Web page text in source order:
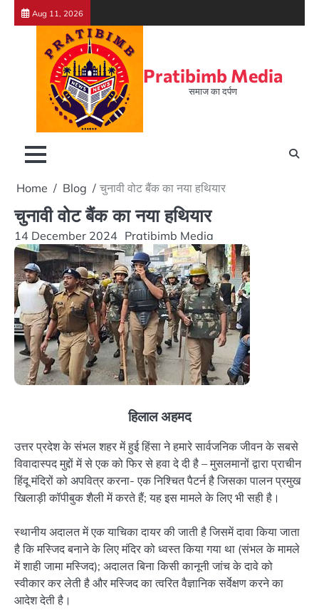
Skip
Aug 11, 2026
Pratibimb Media
समाज का दर्पण
Home Blog चुनावी वोट बैंक का नया हथियार
चुनावी वोट बैंक का नया हथियार
14 December 2024 Pratibimb Media
हिलाल अहमद
उत्तर प्रदेश के संभल शहर में हुई हिंसा ने हमारे सार्वजनिक जीवन के सबसे
विवादास्पद मुद्दों में से एक को फिर से हवा दे दी है – मुसलमानों द्वारा प्राचीन
हिंदू मंदिरों को अपवित्र करना- एक निश्चित पैटर्न है जिसका पालन प्रमुख
खिलाड़ी कॉपीबुक शैली में करते हैं; यह इस मामले के लिए भी सही है।
स्थानीय अदालत में एक याचिका दायर की जाती है जिसमें दावा किया जाता
है कि मस्जिद बनाने के लिए मंदिर को ध्वस्त किया गया था (संभल के मामले
में शाही जामा मस्जिद); अदालत बिना किसी कानूनी जांच के दावे को
स्वीकार कर लेती है और मस्जिद का त्वरित वैज्ञानिक सर्वेक्षण करने का
आदेश देती है।